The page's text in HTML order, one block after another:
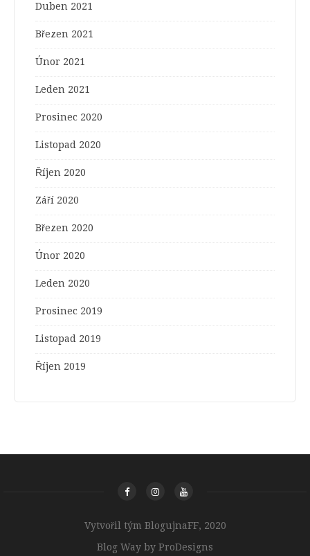
Duben 2021
Březen 2021
Únor 2021
Leden 2021
Prosinec 2020
Listopad 2020
Říjen 2020
Září 2020
Březen 2020
Únor 2020
Leden 2020
Prosinec 2019
Listopad 2019
Říjen 2019
Vytvořil tým BlogujnaFF, 2020
Blog Way by ProDesigns